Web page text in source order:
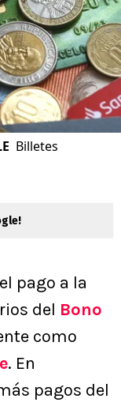
Billetes
pago a la
del Bono
como
. En
pagos del